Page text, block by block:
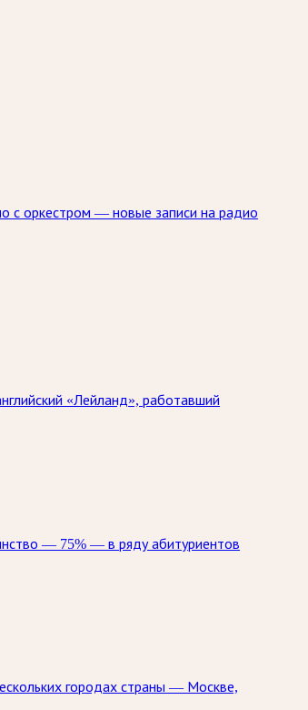
с оркестром — новые записи на радио
«Лейланд», работавший
— 75% — в ряду абитуриентов
городах страны — Москве,